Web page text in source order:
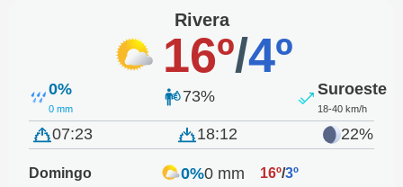
Rivera
16º/4º
0%
0 mm
73% Suroeste
18-40 km/h
07:23 18:12 22%
Domingo 0%0 mm 16º/3º